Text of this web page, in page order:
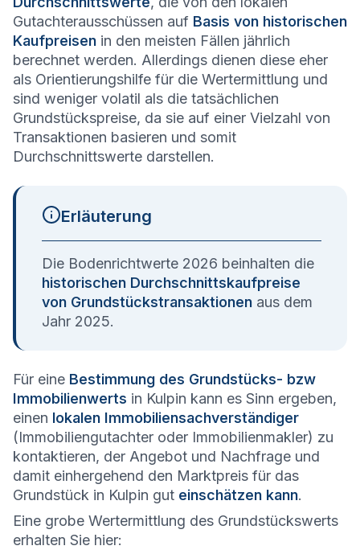
Gutachterausschüssen auf Basis von historischen
Kaufpreisen in den meisten Fällen jährlich
berechnet werden. Allerdings dienen diese eher
als Orientierungshilfe für die Wertermittlung und
sind weniger volatil als die tatsächlichen
Grundstückspreise, da sie auf einer Vielzahl von
Transaktionen basieren und somit
Durchschnittswerte darstellen.
Erläuterung
Die Bodenrichtwerte 2026 beinhalten die
historischen Durchschnittskaufpreise
von Grundstückstransaktionen aus dem
Jahr 2025.
Für eine Bestimmung des Grundstücks- bzw
Immobilienwerts in Kulpin kann es Sinn ergeben,
einen lokalen Immobiliensachverständiger
(Immobiliengutachter oder Immobilienmakler) zu
kontaktieren, der Angebot und Nachfrage und
damit einhergehend den Marktpreis für das
Grundstück in Kulpin gut einschätzen kann.
Eine grobe Wertermittlung des Grundstückswerts
erhalten Sie hier: